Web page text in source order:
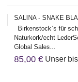
SALINA - SNAKE
Birkenstock`s für
Naturkork/echt
Global Sales...
85,00 € Unser